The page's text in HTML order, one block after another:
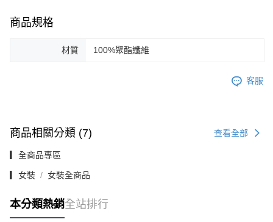
商品規格
材質 100%聚酯纖維
客服
商品相關分類 (7) 查看全部
▎全商品專區
▎女裝 女裝全商品
本分類熱銷全站排行